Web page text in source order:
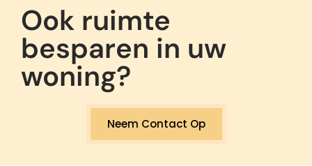
Ook ruimte
besparen in uw
woning?
Neem Contact Op